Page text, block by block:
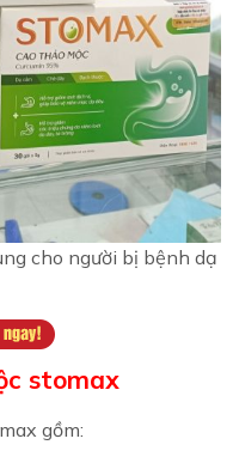
cho người bị bệnh dạ
stomax
gồm: